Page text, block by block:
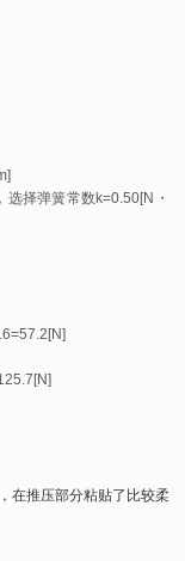
择弹簧常数k=0.50[N・
在推压部分粘贴了比较柔